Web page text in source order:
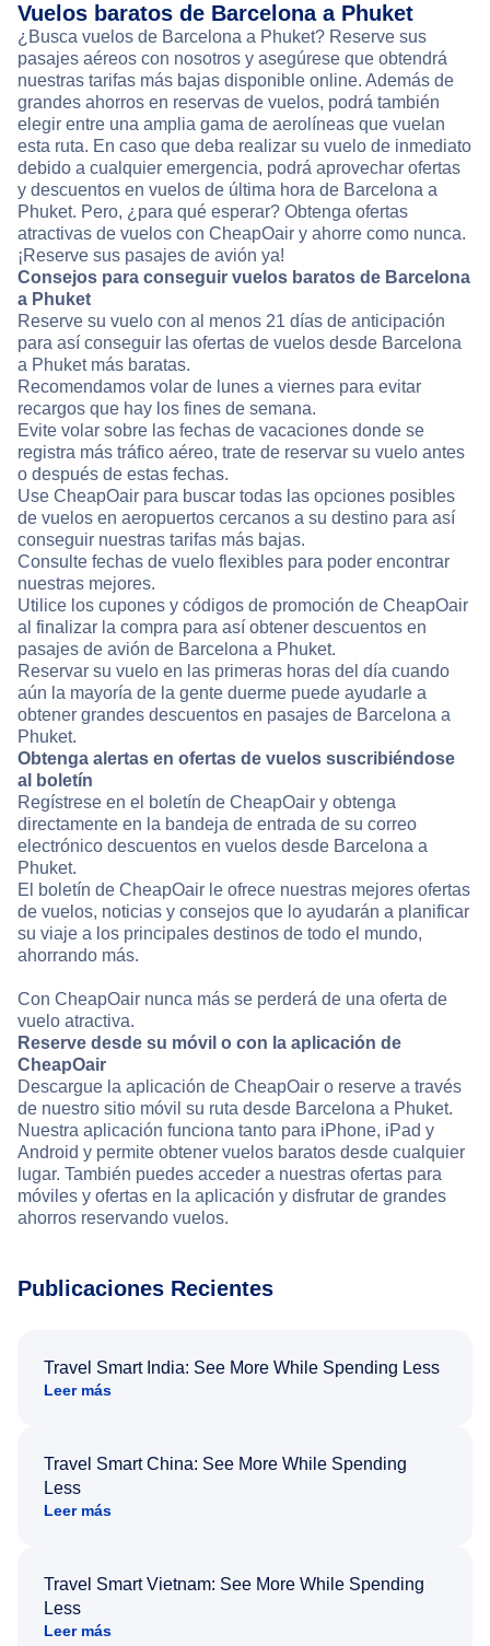
Vuelos baratos de Barcelona a Phuket
¿Busca vuelos de Barcelona a Phuket? Reserve sus
pasajes aéreos con nosotros y asegúrese que obtendrá
nuestras tarifas más bajas disponible online. Además de
grandes ahorros en reservas de vuelos, podrá también
elegir entre una amplia gama de aerolíneas que vuelan
esta ruta. En caso que deba realizar su vuelo de inmediato
debido a cualquier emergencia, podrá aprovechar ofertas
y descuentos en vuelos de última hora de Barcelona a
Phuket. Pero, ¿para qué esperar? Obtenga ofertas
atractivas de vuelos con CheapOair y ahorre como nunca.
¡Reserve sus pasajes de avión ya!
Consejos para conseguir vuelos baratos de Barcelona
a Phuket
Reserve su vuelo con al menos 21 días de anticipación
para así conseguir las ofertas de vuelos desde Barcelona
a Phuket más baratas.
Recomendamos volar de lunes a viernes para evitar
recargos que hay los fines de semana.
Evite volar sobre las fechas de vacaciones donde se
registra más tráfico aéreo, trate de reservar su vuelo antes
o después de estas fechas.
Use CheapOair para buscar todas las opciones posibles
de vuelos en aeropuertos cercanos a su destino para así
conseguir nuestras tarifas más bajas.
Consulte fechas de vuelo flexibles para poder encontrar
nuestras mejores.
Utilice los cupones y códigos de promoción de CheapOair
al finalizar la compra para así obtener descuentos en
pasajes de avión de Barcelona a Phuket.
Reservar su vuelo en las primeras horas del día cuando
aún la mayoría de la gente duerme puede ayudarle a
obtener grandes descuentos en pasajes de Barcelona a
Phuket.
Obtenga alertas en ofertas de vuelos suscribiéndose
al boletín
Regístrese en el boletín de CheapOair y obtenga
directamente en la bandeja de entrada de su correo
electrónico descuentos en vuelos desde Barcelona a
Phuket.
El boletín de CheapOair le ofrece nuestras mejores ofertas
de vuelos, noticias y consejos que lo ayudarán a planificar
su viaje a los principales destinos de todo el mundo,
ahorrando más.
Con CheapOair nunca más se perderá de una oferta de
vuelo atractiva.
Reserve desde su móvil o con la aplicación de
CheapOair
Descargue la aplicación de CheapOair o reserve a través
de nuestro sitio móvil su ruta desde Barcelona a Phuket.
Nuestra aplicación funciona tanto para iPhone, iPad y
Android y permite obtener vuelos baratos desde cualquier
lugar. También puedes acceder a nuestras ofertas para
móviles y ofertas en la aplicación y disfrutar de grandes
ahorros reservando vuelos.
Publicaciones Recientes
Travel Smart India: See More While Spending Less
Leer más
Travel Smart China: See More While Spending
Less
Leer más
Travel Smart Vietnam: See More While Spending
Less
Leer más